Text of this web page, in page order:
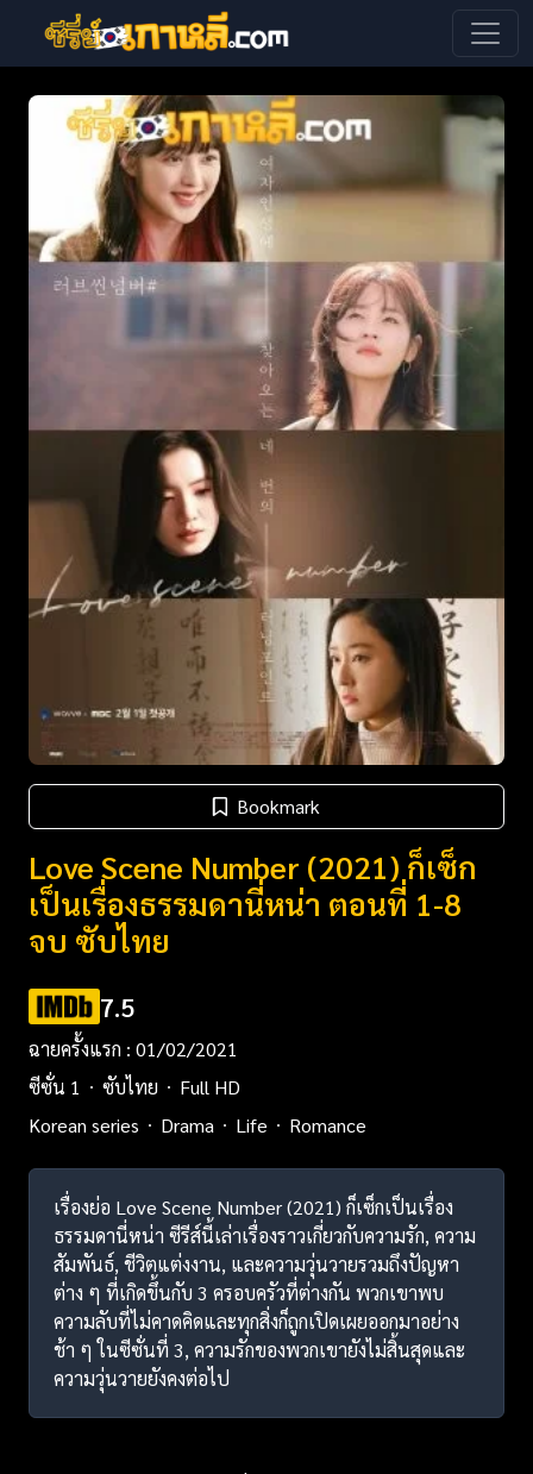
Bookmark
Love Scene Number (2021) ก็เซ็ก
เป็นเรื่องธรรมดานี่หน่า ตอนที่ 1-8
จบ ซับไทย
7.5
ฉายครั้งแรก : 01/02/2021
ซีซั่น 1
ซับไทย
Full HD
Korean series
Drama Life Romance
เรื่องย่อ Love Scene Number (2021) ก็เซ็กเป็นเรื่อง
ธรรมดานี่หน่า ซีรีส์นี้เล่าเรื่องราวเกี่ยวกับความรัก, ความ
สัมพันธ์, ชีวิตแต่งงาน, และความวุ่นวายรวมถึงปัญหา
ต่าง ๆ ที่เกิดขึ้นกับ 3 ครอบครัวที่ต่างกัน พวกเขาพบ
ความลับที่ไม่คาดคิดและทุกสิ่งก็ถูกเปิดเผยออกมาอย่าง
ช้า ๆ ในซีซั่นที่ 3, ความรักของพวกเขายังไม่สิ้นสุดและ
ความวุ่นวายยังคงต่อไป